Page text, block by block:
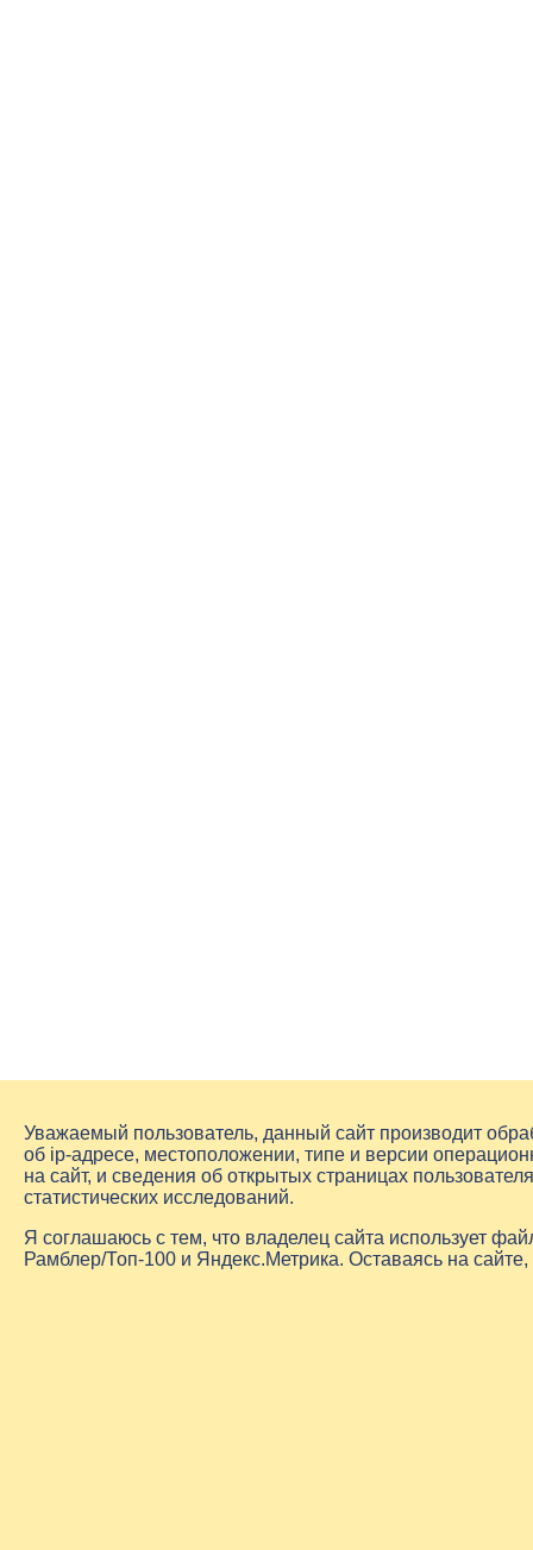
Уважаемый пользователь, данный сайт производит
об ip-адресе, местоположении, типе и версии
на сайт, и сведения об открытых страницах
статистических исследований.
Я соглашаюсь с тем, что владелец сайта использует
Рамблер/Топ-100 и Яндекс.Метрика. Оставаясь на